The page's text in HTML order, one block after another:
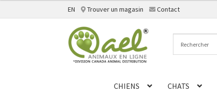
EN Trouver un magasin Contact
Aller
à
la
Aller
au
contenu
CHIENS CHATS